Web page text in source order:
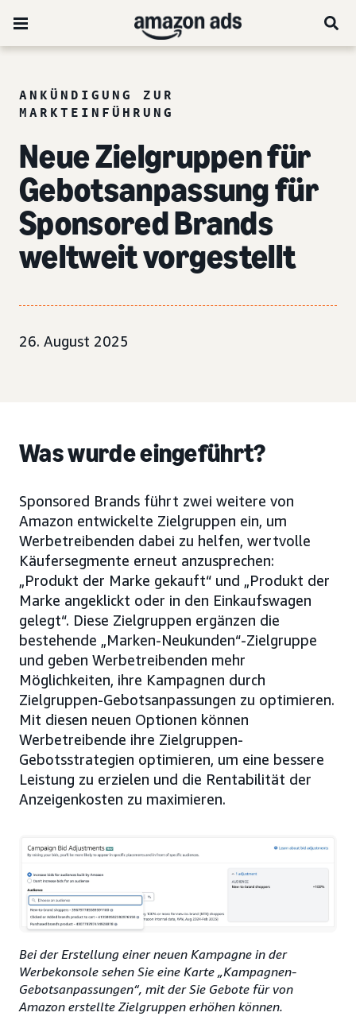
ANKÜNDIGUNG ZUR
MARKTEINFÜHRUNG
Neue Zielgruppen für
Gebotsanpassung für
Sponsored Brands
weltweit vorgestellt
26. August 2025
Was wurde eingeführt?
Sponsored Brands führt zwei weitere von
Amazon entwickelte Zielgruppen ein, um
Werbetreibenden dabei zu helfen, wertvolle
Käufersegmente erneut anzusprechen:
„Produkt der Marke gekauft“ und „Produkt der
Marke angeklickt oder in den Einkaufswagen
gelegt“. Diese Zielgruppen ergänzen die
bestehende „Marken-Neukunden“-Zielgruppe
und geben Werbetreibenden mehr
Möglichkeiten, ihre Kampagnen durch
Zielgruppen-Gebotsanpassungen zu optimieren.
Mit diesen neuen Optionen können
Werbetreibende ihre Zielgruppen-
Gebotsstrategien optimieren, um eine bessere
Leistung zu erzielen und die Rentabilität der
Anzeigenkosten zu maximieren.
Bei der Erstellung einer neuen Kampagne in der
Werbekonsole sehen Sie eine Karte „Kampagnen-
Gebotsanpassungen“, mit der Sie Gebote für von
Amazon erstellte Zielgruppen erhöhen können.